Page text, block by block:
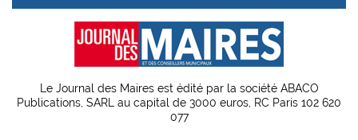
Le Journal des Maires est édité par la société ABACO
Publications, SARL au capital de 3000 euros, RC Paris 102 620
077